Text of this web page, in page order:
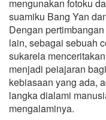
mengunakan fotoku
suamiku Bang Yan
Dengan
lain, sebagai sebuah
sukarela
menjadi peiajaran
kebiasaan yang ada,
langka dialami
mengalaminya.